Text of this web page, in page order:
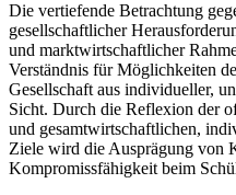
Die vertiefende Betrachtung
gesellschaftlicher
und marktwirtschaftlicher
Verständnis für Möglichkeiten
Gesellschaft aus individueller,
Sicht. Durch die Reflexion der
und gesamtwirtschaftlichen,
Ziele wird die Ausprägung von
Kompromissfähigkeit beim